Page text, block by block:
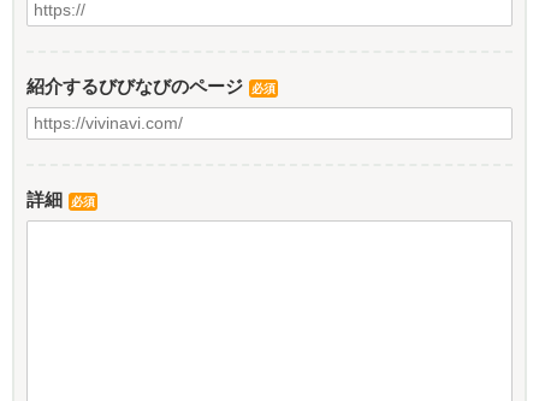
紹介するびびなびのページ 必須
詳細 必須